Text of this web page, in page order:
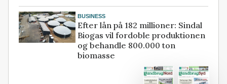
BUSINESS
Efter lån på 182 millioner: Sindal
Biogas vil fordoble produktionen
og behandle 800.000 ton
biomasse